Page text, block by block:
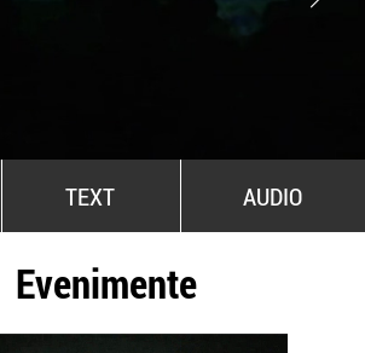
All Stars For Outernational
TEXT AUDIO
Evenimente